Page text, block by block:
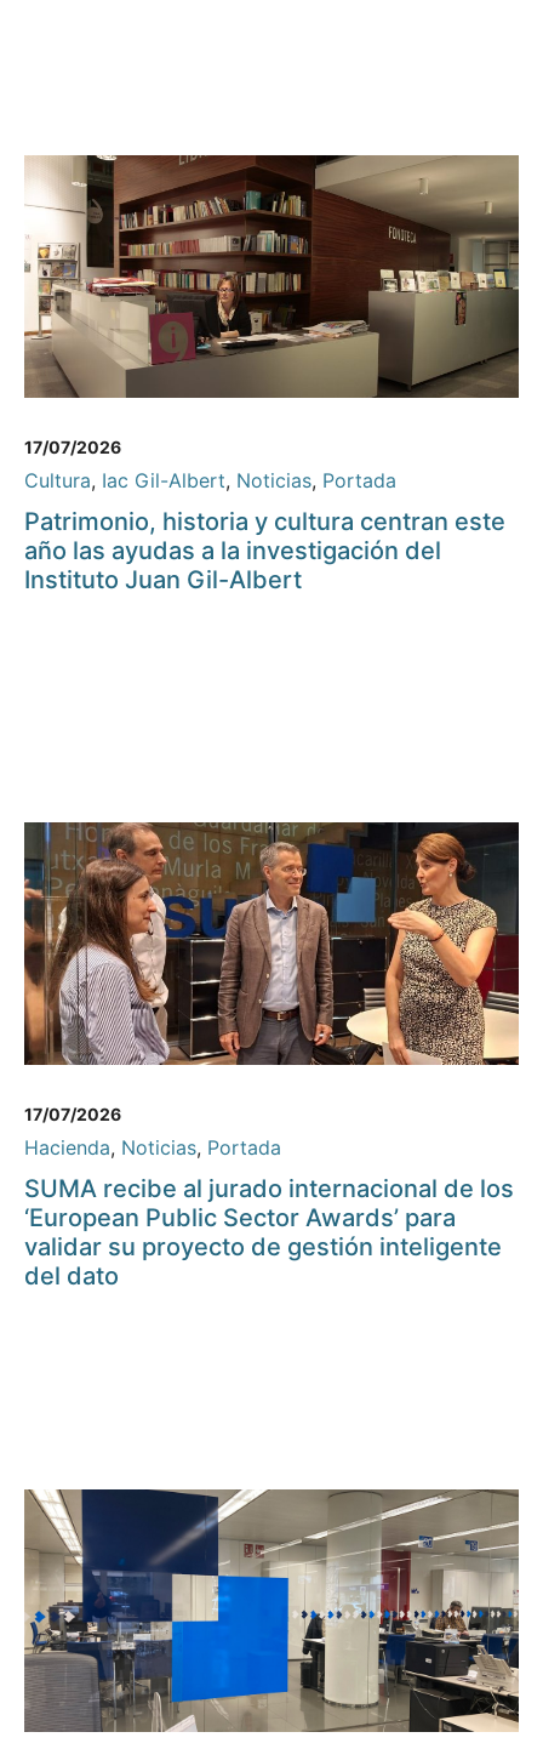
17/07/2026
Cultura, Iac Gil-Albert, Noticias, Portada
Patrimonio, historia y cultura centran este
año las ayudas a la investigación del
Instituto Juan Gil-Albert
17/07/2026
Hacienda, Noticias, Portada
SUMA recibe al jurado internacional de los
‘European Public Sector Awards’ para
validar su proyecto de gestión inteligente
del dato